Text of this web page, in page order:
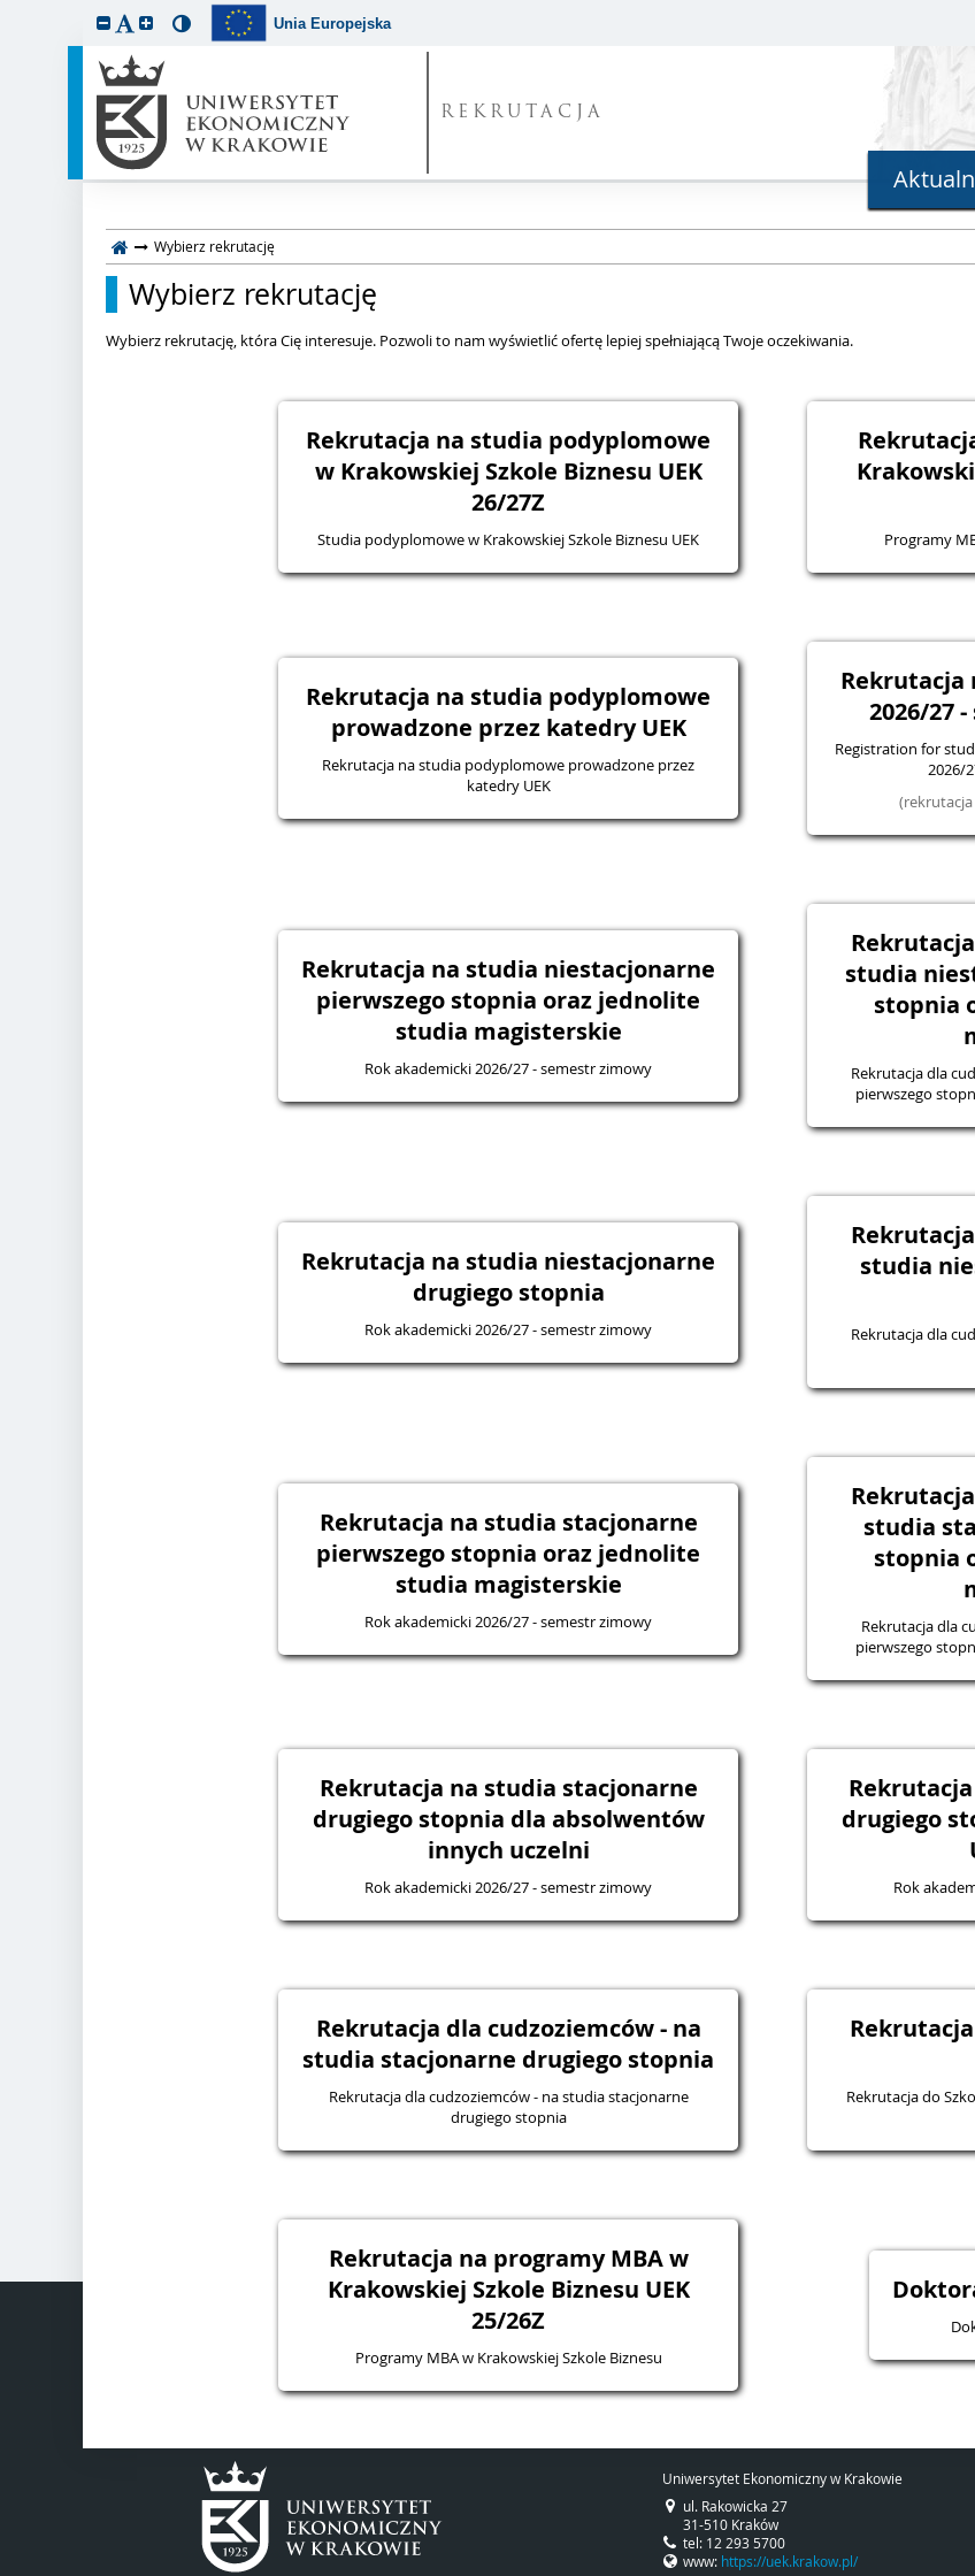
Unia Europejska
REKRUTACJA
Wybierz rekrutację
Wybierz rekrutację
Wybierz rekrutację, która Cię interesuje. Pozwoli to nam wyświetlić ofertę lepiej spełniającą Twoje oczekiwania.
Rekrutacja na studia podyplomowe
w Krakowskiej Szkole Biznesu UEK
26/27Z
Studia podyplomowe w Krakowskiej Szkole Biznesu UEK Programy
Rekrutacja na studia podyplomowe
prowadzone przez katedry UEK
Rekrutacja na studia podyplomowe prowadzone przez
katedry UEK
Rekrutacja
2026/27
Registration for
2026/
Rekrutacja na studia niestacjonarne
pierwszego stopnia oraz jednolite
studia magisterskie
Rok akademicki 2026/27 - semestr zimowy
studia
stopnia
Rekrutacja dla
pierwszego
Rekrutacja na studia niestacjonarne
drugiego stopnia
Rok akademicki 2026/27 - semestr zimowy
studia
Rekrutacja dla
Rekrutacja na studia stacjonarne
pierwszego stopnia oraz jednolite
studia magisterskie
Rok akademicki 2026/27 - semestr zimowy
studia
stopnia
Rekrutacja dla
pierwszego
Rekrutacja na studia stacjonarne
drugiego stopnia dla absolwentów
innych uczelni
Rok akademicki 2026/27 - semestr zimowy
drugiego
Rok
Rekrutacja dla cudzoziemców - na
studia stacjonarne drugiego stopnia
Rekrutacja dla cudzoziemców - na studia stacjonarne
drugiego stopnia
Rekrutacja do
Rekrutacja na programy MBA w
Krakowskiej Szkole Biznesu UEK
25/26Z
Programy MBA w Krakowskiej Szkole Biznesu
Uniwersytet Ekonomiczny w Krakowie
ul. Rakowicka 27
31-510 Kraków
tel: 12 293 5700
www: https://uek.krakow.pl/